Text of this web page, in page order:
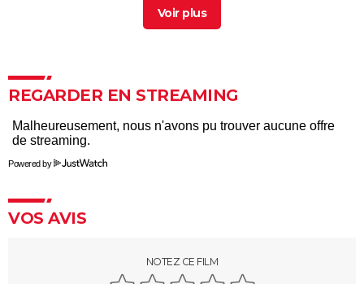
Love Actually : vous ne le savez peut-être pas, mais le
changée, la version originale n'aurait pas plu au
Coup de foudre à Notting Hill
Dirty Dancing : Patrick Swayze et Jennifer Grey ne
L'Arnacoeur : synopsis, casting, bande-annonce,
streaming, photos...
Le Journal de Bridget Jones : Renée Zellwegger a
REGARDER EN STREAMING
Powered by
VOS AVIS
NOTEZ CE FILM